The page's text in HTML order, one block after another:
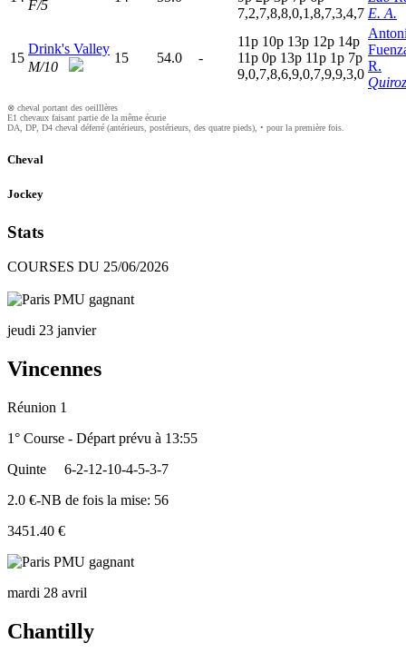
F/5
7,2,7,8,8,0,1,8,7,3,4,7 E. A.
15
Drink's Valley
M/10
15 54.0 -
11p 10p 13p 12p 14p
11p 0p 13p 11p 1p 7p
9,0,7,8,6,9,0,7,9,9,3,0
R.
⊗ cheval portant des oeilllères
E1 chevaux faisant partie de la même écurie
DA, DP, D4 cheval déferré (antérieurs, postérieurs, des quatre pieds), • pour la première fois.
Cheval
Jockey
Stats
COURSES DU 25/06/2026
jeudi 23 janvier
Vincennes
Réunion 1
1° Course - Départ prévu à 13:55
Quinte
6-2-12-10-4-5-3-7
2.0 €-NB de fois la mise: 56
3451.40 €
mardi 28 avril
Chantilly